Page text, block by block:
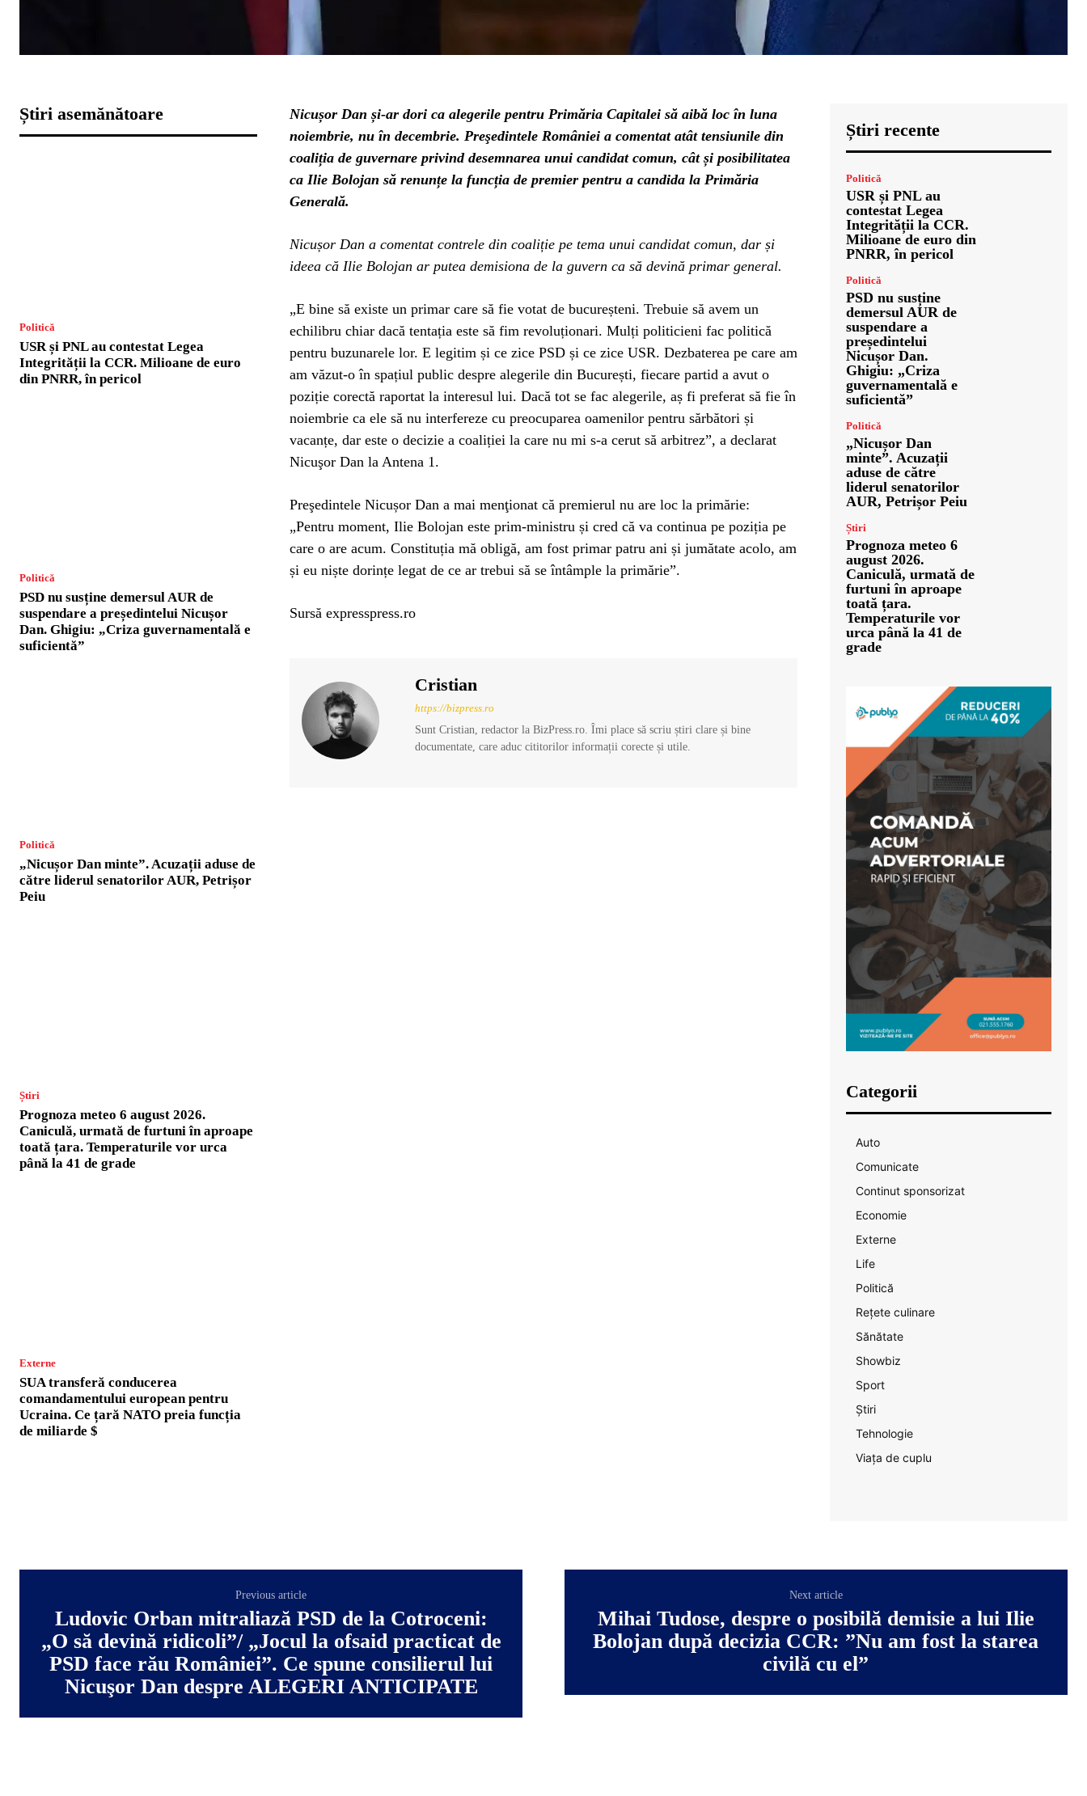
Știri asemănătoare
Politică
USR și PNL au contestat Legea
Integrității la CCR. Milioane de euro
din PNRR, în pericol
Politică
PSD nu susține demersul AUR de
suspendare a președintelui Nicușor
Dan. Ghigiu: „Criza guvernamentală e
suficientă”
Politică
„Nicușor Dan minte”. Acuzații aduse de
către liderul senatorilor AUR, Petrișor
Peiu
Știri
Prognoza meteo 6 august 2026.
Caniculă, urmată de furtuni în aproape
toată țara. Temperaturile vor urca
până la 41 de grade
Externe
SUA transferă conducerea
comandamentului european pentru
Ucraina. Ce țară NATO preia funcția
de miliarde $
Nicușor Dan și-ar dori ca alegerile pentru Primăria Capitalei să aibă loc în luna
noiembrie, nu în decembrie. Preşedintele României a comentat atât tensiunile din
coaliția de guvernare privind desemnarea unui candidat comun, cât și posibilitatea
ca Ilie Bolojan să renunțe la funcția de premier pentru a candida la Primăria
Generală.
Nicușor Dan a comentat contrele din coaliție pe tema unui candidat comun, dar și
ideea că Ilie Bolojan ar putea demisiona de la guvern ca să devină primar general.
„E bine să existe un primar care să fie votat de bucureșteni. Trebuie să avem un
echilibru chiar dacă tentația este să fim revoluționari. Mulți politicieni fac politică
pentru buzunarele lor. E legitim și ce zice PSD și ce zice USR. Dezbaterea pe care am
am văzut-o în spațiul public despre alegerile din București, fiecare partid a avut o
poziție corectă raportat la interesul lui. Dacă tot se fac alegerile, aș fi preferat să fie în
noiembrie ca ele să nu interfereze cu preocuparea oamenilor pentru sărbători și
vacanțe, dar este o decizie a coaliției la care nu mi s-a cerut să arbitrez”, a declarat
Nicuşor Dan la Antena 1.
Preşedintele Nicușor Dan a mai menţionat că premierul nu are loc la primărie:
„Pentru moment, Ilie Bolojan este prim-ministru și cred că va continua pe poziția pe
care o are acum. Constituția mă obligă, am fost primar patru ani și jumătate acolo, am
și eu niște dorințe legat de ce ar trebui să se întâmple la primărie”.
Sursă expresspress.ro
Cristian
https://bizpress.ro
Sunt Cristian, redactor la BizPress.ro. Îmi place să scriu știri clare și bine
documentate, care aduc cititorilor informații corecte și utile.
Știri recente
Politică
USR și PNL au
contestat Legea
Integrității la CCR.
Milioane de euro din
PNRR, în pericol
Politică
PSD nu susține
demersul AUR de
suspendare a
președintelui
Nicușor Dan.
Ghigiu: „Criza
guvernamentală e
suficientă”
Politică
„Nicușor Dan
minte”. Acuzații
aduse de către
liderul senatorilor
AUR, Petrișor Peiu
Știri
Prognoza meteo 6
august 2026.
Caniculă, urmată de
furtuni în aproape
toată țara.
Temperaturile vor
urca până la 41 de
grade
Categorii
Auto
Comunicate
Continut sponsorizat
Economie
Externe
Life
Politică
Rețete culinare
Sănătate
Showbiz
Sport
Știri
Tehnologie
Viața de cuplu
Previous article
Ludovic Orban mitraliază PSD de la Cotroceni:
„O să devină ridicoli”/ „Jocul la ofsaid practicat de
PSD face rău României”. Ce spune consilierul lui
Nicuşor Dan despre ALEGERI ANTICIPATE
Next article
Mihai Tudose, despre o posibilă demisie a lui Ilie
Bolojan după decizia CCR: ”Nu am fost la starea
civilă cu el”